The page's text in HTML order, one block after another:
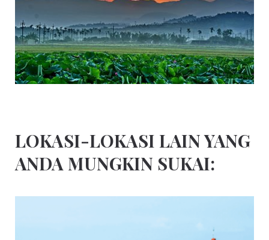
LOKASI-LOKASI LAIN YANG
ANDA MUNGKIN SUKAI: